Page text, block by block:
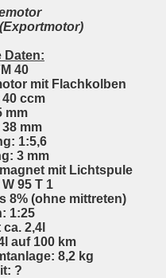
Daten:
40
mit Flachkolben
ccm
mm
mm
1:5,6
3 mm
mit Lichtspule
95 T 1
8% (ohne mittreten)
1:25
2,4l
auf 100 km
8,2 kg
?